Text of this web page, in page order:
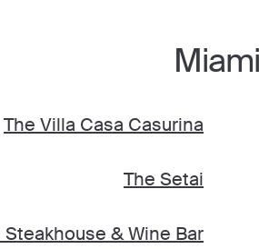
The Villa Casa Casurina
The Setai
Steakhouse & Wine Bar